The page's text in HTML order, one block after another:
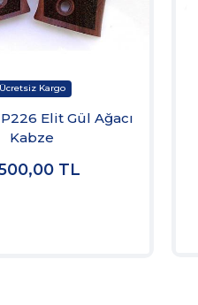
Elit Gül Ağacı
Kabze
TL